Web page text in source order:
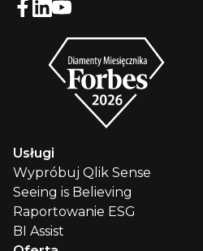
Usługi
Wypróbuj Qlik Sense
Seeing is Believing
Raportowanie ESG
BI Assist